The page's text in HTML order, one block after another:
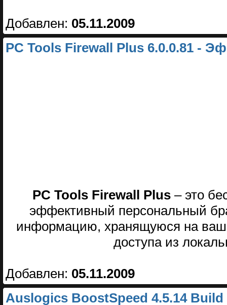
Добавлен: 05.11.2009
PC Tools Firewall Plus 6.0.0.81 -
PC Tools Firewall Plus – это
эффективный персональный
информацию, хранящуюся на
доступа из
Добавлен: 05.11.2009
Auslogics BoostSpeed 4.5.14